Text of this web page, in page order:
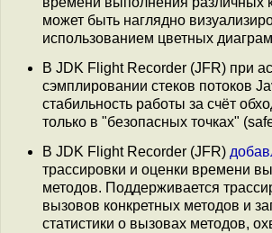
может быть наглядно
использованием цветных
В JDK Flight Recorder (JFR) при
сэмплировании стеков потоков
стабильность работы за счёт
только в "безопасных точках"
В JDK Flight Recorder (JFR)
трассировки и оценки времени
методов. Поддерживается
вызовов конкретных методов и
статистики о вызовах методов,